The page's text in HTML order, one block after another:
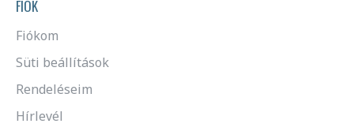
FIÓK
Fiókom
Süti beállítások
Rendeléseim
Hírlevél